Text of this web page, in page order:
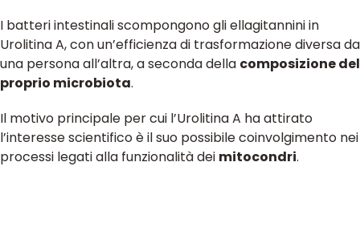
I batteri intestinali scompongono gli ellagitannini in
Urolitina A, con un’efficienza di trasformazione diversa da
una persona all’altra, a seconda della composizione del
proprio microbiota.
Il motivo principale per cui l’Urolitina A ha attirato
l’interesse scientifico è il suo possibile coinvolgimento nei
processi legati alla funzionalità dei mitocondri.